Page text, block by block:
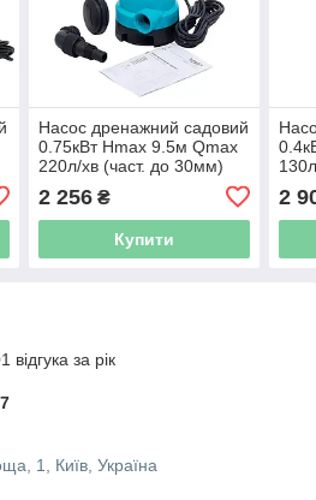
Насос дренажний садовий
0.75кВт Hmax 9.5м Qmax
220л/хв (част. до 30мм)
2 256₴
Купити
2
за рік
1, Київ, Україна